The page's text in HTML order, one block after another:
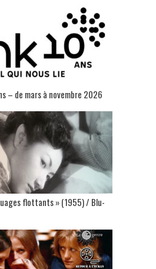
– de mars à novembre 2026
flottants » (1955) / Blu-